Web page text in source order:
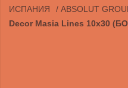
ИСПАНИЯ
/ ABSOLUT
Decor Masia Lines 10х30